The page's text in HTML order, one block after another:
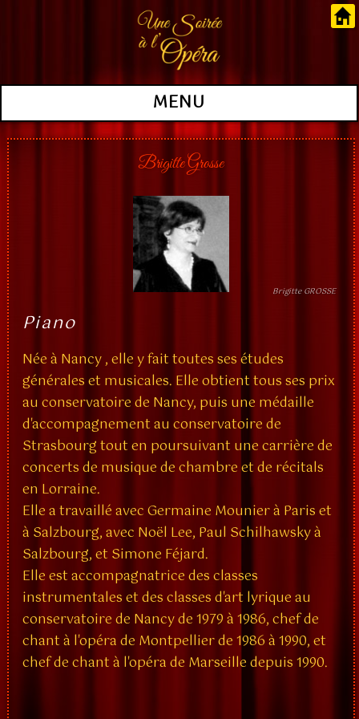
MENU
Brigitte Grosse
Brigitte GROSSE
Piano
Née à Nancy , elle y fait toutes ses études
générales et musicales. Elle obtient tous ses prix
au conservatoire de Nancy, puis une médaille
d'accompagnement au conservatoire de
Strasbourg tout en poursuivant une carrière de
concerts de musique de chambre et de récitals
en Lorraine.
Elle a travaillé avec Germaine Mounier à Paris et
à Salzbourg, avec Noël Lee, Paul Schilhawsky à
Salzbourg, et Simone Féjard.
Elle est accompagnatrice des classes
instrumentales et des classes d'art lyrique au
conservatoire de Nancy de 1979 à 1986, chef de
chant à l'opéra de Montpellier de 1986 à 1990, et
chef de chant à l'opéra de Marseille depuis 1990.